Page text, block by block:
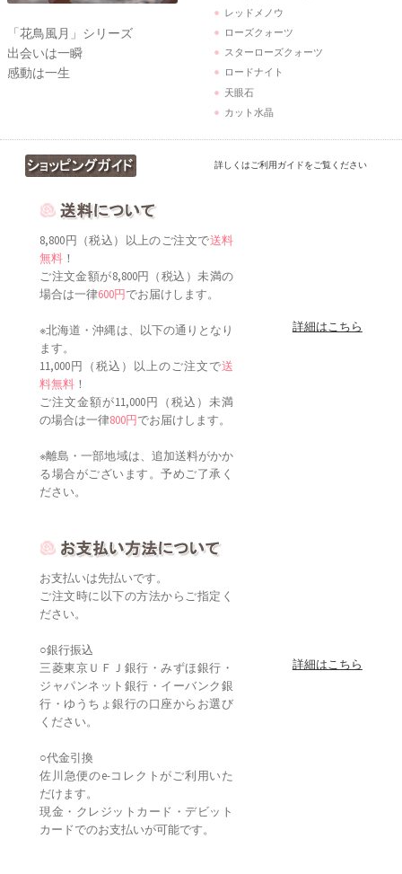
「花鳥風月」シリーズ
出会いは一瞬
感動は一生
レッドメノウ
ローズクォーツ
スターローズクォーツ
ロードナイト
天眼石
カット水晶
詳しくはご利用ガイドをご覧ください
8,800円（税込）以上のご注文で送料
無料 ！
ご注文金額が8,800円（税込）未満の
場合は一律600円でお届けします。
※北海道・沖縄は、以下の通りとなり
ます。
11,000円（税込）以上のご注文で送
料無料 ！
ご注文金額が11,000円（税込）未満
の場合は一律800円でお届けします。
※離島・一部地域は、追加送料がかか
る場合がございます。予めご了承く
ださい。
詳細はこちら
お支払いは先払いです。
ご注文時に以下の方法からご指定く
ださい。
○銀行振込
三菱東京ＵＦＪ銀行・みずほ銀行・
ジャパンネット銀行・イーバンク銀
行・ゆうちょ銀行の口座からお選び
ください。
○代金引換
佐川急便のe-コレクトがご利用いた
だけます。
現金・クレジットカード・デビット
カードでのお支払いが可能です。
詳細はこちら